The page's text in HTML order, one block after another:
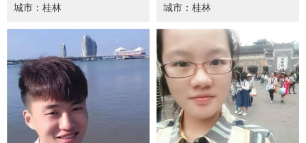
城市：桂林
城市：桂林